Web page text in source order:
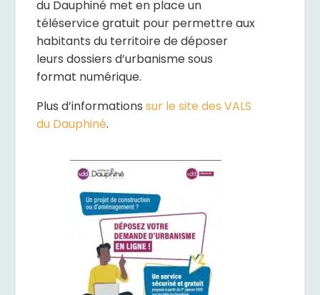
du Dauphiné met en place un
téléservice gratuit pour permettre aux
habitants du territoire de déposer
leurs dossiers d’urbanisme sous
format numérique.
Plus d’informations sur le site des VALS
du Dauphiné.